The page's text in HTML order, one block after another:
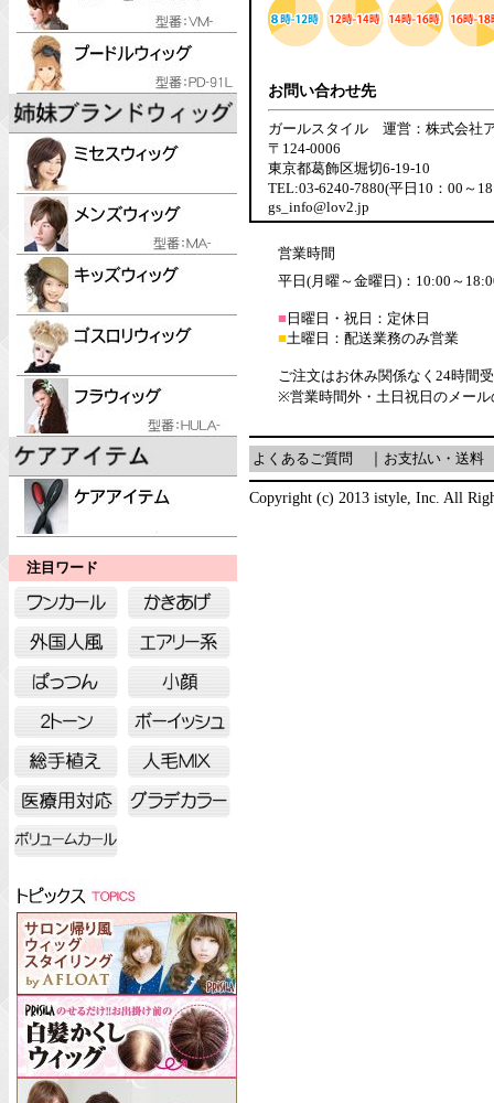
注目ワード
お問い合わせ先
ガールスタイル 運営：株式会社
〒124-0006
東京都葛飾区堀切6-19-10
TEL:03-6240-7880(平日10：00～
gs_info@lov2.jp
営業時間
平日(月曜～金曜日)：10:00～
■ 日曜日・祝日：定休日
■土曜日：配送業務のみ営業
ご注文はお休み関係なく24時間
※営業時間外・土日祝日のメー
よくあるご質問 お支払い・送料
Copyright (c) 2013 istyle, Inc. All